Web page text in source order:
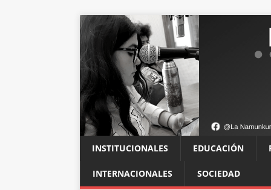
INSTITUCIONALES EDUCACIÓN
INTERNACIONALES SOCIEDAD